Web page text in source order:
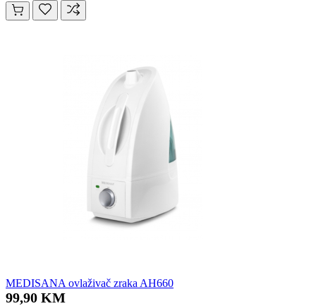
MEDISANA ovlaživač zraka AH660
99,90 KM